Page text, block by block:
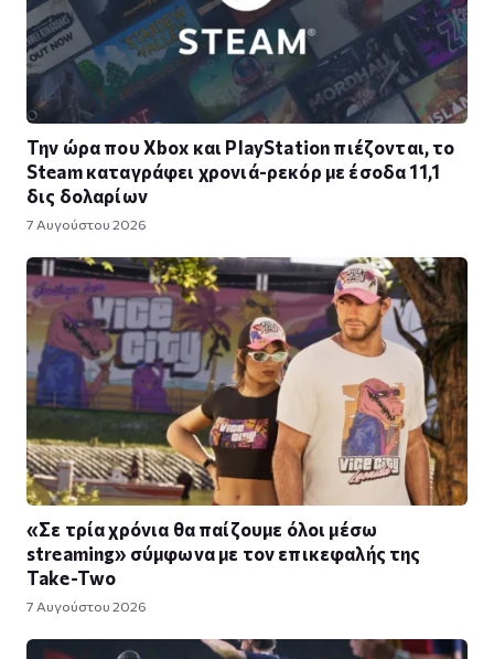
Την ώρα που Xbox και PlayStation πιέζονται, το
Steam καταγράφει χρονιά-ρεκόρ με έσοδα 11,1
δις δολαρίων
7 Αυγούστου 2026
«Σε τρία χρόνια θα παίζουμε όλοι μέσω
streaming» σύμφωνα με τον επικεφαλής της
Take-Two
7 Αυγούστου 2026